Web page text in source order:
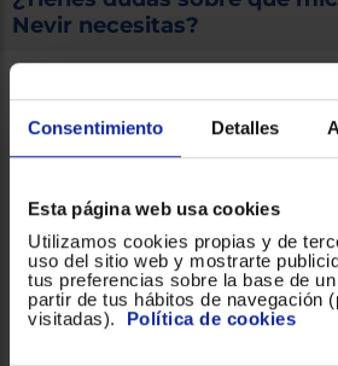
Consentimiento Detalles
Esta página web usa cookies
Utilizamos cookies propias y de
uso del sitio web y mostrarte
tus preferencias sobre la base de
partir de tus hábitos de navegación
visitadas). Política de cookies
Nevir necesitas?
problemas, no calienta bien, tus
bienestar en casa, has llegado al sitio
Los microondas Nevir son
buen precio que cuentan con todas
convertirán a tu cocina en un lugar